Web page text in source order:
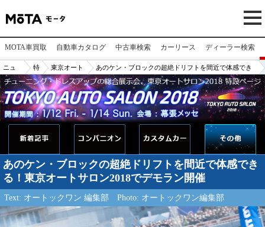
MOTA車買取 自動車カタログ 中古車検索 カーリース ディーラー検索
ニュ
ース/
記事
特
集
東京オート
サロン2018
あのケン・ブロックの超絶ドリフトを間近で体感でき
る！東京オートサロン2018でデモラン開催
あのケン・ブロックの超絶ドリフトを間近で体感でき
る！東京オートサロン2018でデモラン開催
Text: オートックワン 編集部 Photo: オートックワン編集部